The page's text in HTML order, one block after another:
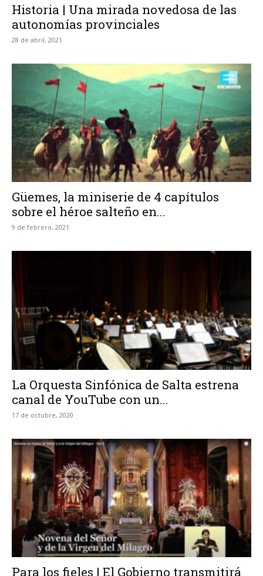
Historia | Una mirada novedosa de las
autonomías provinciales
28 de abril, 2021
Güemes, la miniserie de 4 capítulos
sobre el héroe salteño en...
9 de febrero, 2021
La Orquesta Sinfónica de Salta estrena
canal de YouTube con un...
17 de octubre, 2020
Para los fieles | El Gobierno transmitirá